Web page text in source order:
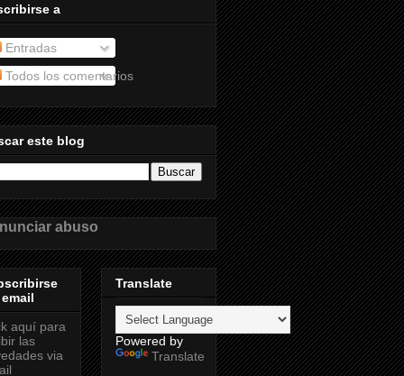
a
Entradas
Todos los comentarios
este blog
abuso
aquí para
las
via
Translate
Powered by
Translate